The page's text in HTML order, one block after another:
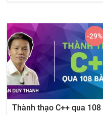
Thành thạo C++ qua 108
-29%